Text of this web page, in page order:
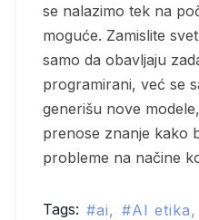
se nalazimo tek na
moguće. Zamislite
samo da obavljaju
programirani, već se
generišu nove
prenose znanje kako
probleme na načine
Tags: ai AI etika